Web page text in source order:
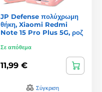
JP Defense πολύχρωμη
θήκη, Xiaomi Redmi
Note 15 Pro Plus 5G, ροζ
Σε απόθεμα
11,99 €
Σύγκριση